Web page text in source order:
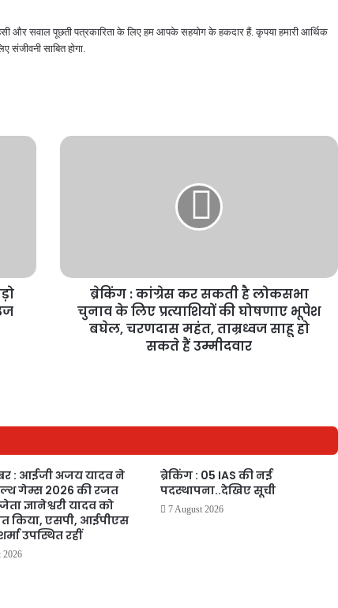
और सवाल पूछती पत्रकारिता के लिए हम आपके सहयोग के हकदार हैं. कृपया हमारी आर्थिक
साबित होगा.
ब्रेकिंग : कांग्रेस कर सकती है लोकसभा
चुनाव के लिए प्रत्याशियों की घोषणाए भूपेश
बघेल, चरणदास महंत, ताम्रध्वज साहू हो
सकते हैं उम्मीदवार
: आईजी अजय यादव ने
गेम्स 2026 की रजत
ज्ञानेश्वरी यादव को
किया, एसपी, आईपीएस
उपस्थित रहीं
2026
ब्रेकिंग : 05 IAS की नई
पदस्थापना..देखिए सूची
7 August 2026